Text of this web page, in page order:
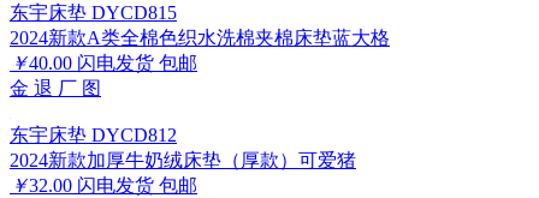
东宇床垫 DYCD815
2024新款A类全棉色织水洗棉夹棉床垫蓝大格
￥40.00 闪电发货 包邮
金 退 厂 图
东宇床垫 DYCD812
2024新款加厚牛奶绒床垫（厚款）可爱猪
￥32.00 闪电发货 包邮